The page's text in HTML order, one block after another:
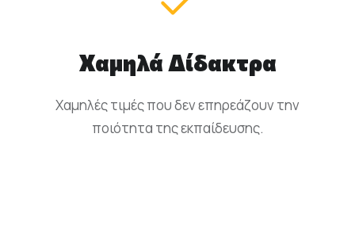
Χαμηλά Δίδακτρα
Χαμηλές τιμές που δεν επηρεάζουν την
ποιότητα της εκπαίδευσης.